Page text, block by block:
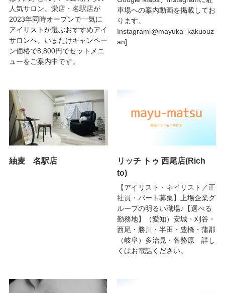
人気サロン。栄店・名駅店が
2023年同時オープンで一気に
アイリストが選ぶおすすめアイ
サロンへ。いまだけキャンペー
ン価格で8,800円でセットメニ
ューをご案内中です。
車場への案内動画を掲載してお
ります。
Instagram[@mayuka_kakuouz
an]
紬麦 名駅店
リッチ トゥ 西尾店(Rich
to)
【アイリスト・ネイリスト／正
社員・パート募集】上場企業グ
ループの明るい職場♪【選べる
勤務地】（愛知）安城・刈谷・
西尾・勝川・半田・豊橋・蒲郡
（岐阜）多治見・各務原 詳し
くはお電話ください。